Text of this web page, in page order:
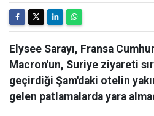
Elysee Sarayı, Fransa
Macron'un, Suriye ziyareti
geçirdiği Şam'daki otelin
gelen patlamalarda yara